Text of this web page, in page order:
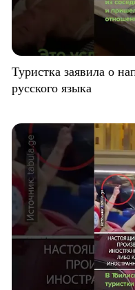
Туристка заявила о
русского языка